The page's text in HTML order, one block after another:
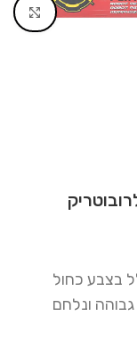
Click to
בצבע כחול
ונלחם